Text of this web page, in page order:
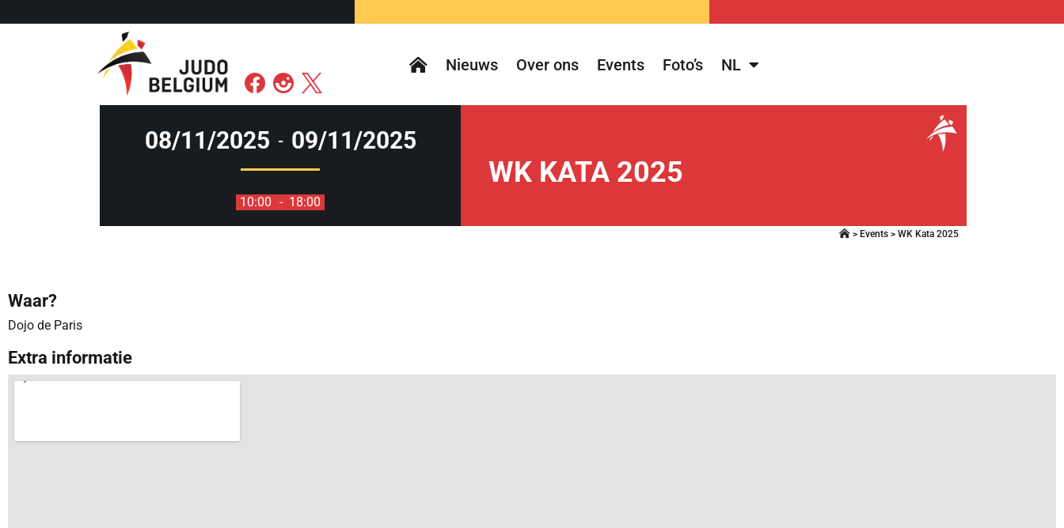
Nieuws Over ons Events Foto’s NL
08/11/2025 - 09/11/2025
10:00 - 18:00
WK KATA 2025
> Events > WK Kata 2025
Waar?
Dojo de Paris
Extra informatie